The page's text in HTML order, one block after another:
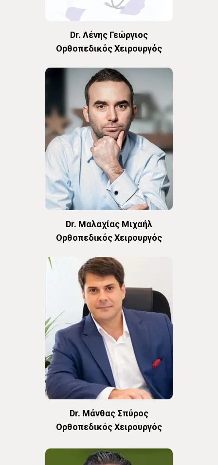
Dr. Λένης Γεώργιος
Oρθοπεδικός Χειρουργός
Dr. Μαλαχίας Μιχαήλ
Oρθοπεδικός Χειρουργός
Dr. Μάνθας Σπύρος
Oρθοπεδικός Χειρουργός